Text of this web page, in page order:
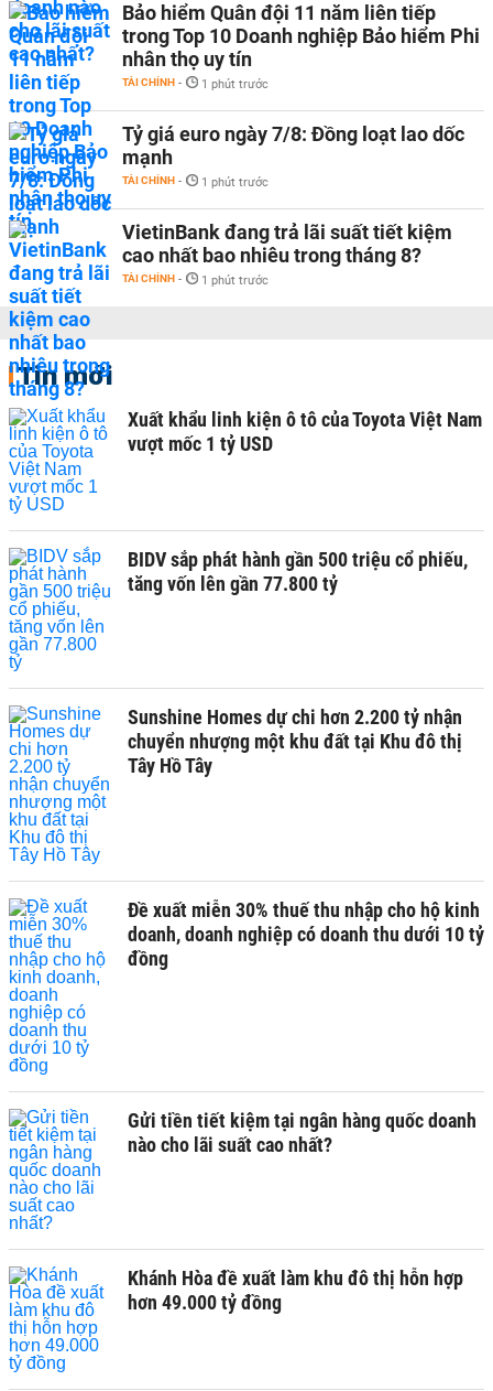
Bảo hiểm Quân đội 11 năm liên tiếp
trong Top 10 Doanh nghiệp Bảo hiểm Phi
nhân thọ uy tín
TÀI CHÍNH - 1 phút trước
Tỷ giá euro ngày 7/8: Đồng loạt lao dốc
mạnh
TÀI CHÍNH - 1 phút trước
VietinBank đang trả lãi suất tiết kiệm
cao nhất bao nhiêu trong tháng 8?
TÀI CHÍNH - 1 phút trước
Tin mới
Xuất khẩu linh kiện ô tô của Toyota Việt Nam
vượt mốc 1 tỷ USD
BIDV sắp phát hành gần 500 triệu cổ phiếu,
tăng vốn lên gần 77.800 tỷ
Sunshine Homes dự chi hơn 2.200 tỷ nhận
chuyển nhượng một khu đất tại Khu đô thị
Tây Hồ Tây
Đề xuất miễn 30% thuế thu nhập cho hộ kinh
doanh, doanh nghiệp có doanh thu dưới 10 tỷ
đồng
Gửi tiền tiết kiệm tại ngân hàng quốc doanh
nào cho lãi suất cao nhất?
Khánh Hòa đề xuất làm khu đô thị hỗn hợp
hơn 49.000 tỷ đồng